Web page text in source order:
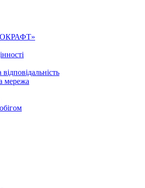
мережа